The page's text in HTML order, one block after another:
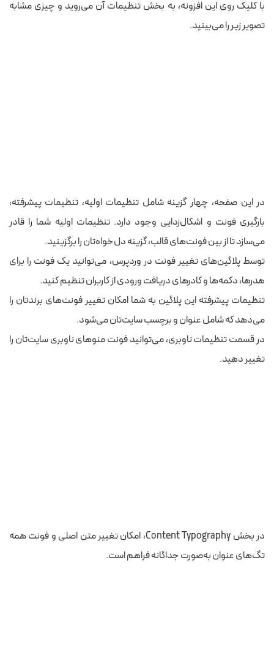
با کلیک روی این افزونه، به بخش تنظیمات آن می‌روید و چیزی مشابه‌
تصویر زیر را می‌بینید.
در این صفحه، چهار گزینه شامل تنظیمات اولیه، تنظیمات پیشرفته،
بارگیری فونت و اشکال‌زدایی وجود دارد. تنظیمات اولیه شما را قادر
می‌سازد تا از بین فونت‌های قالب، گزینه دل‌خواه‌تان را برگزینید.
توسط پلاگین‌های تغییر فونت در وردپرس، می‌توانید یک فونت را برای
هدرها، دکمه‌ها و کادرهای دریافت ورودی از کاربران تنظیم کنید.
تنظیمات پیشرفته این پلاگین به شما امکان تغییر فونت‌های برندتان را
می‌دهد که شامل عنوان و برچسب سایت‌تان می‌شود.
در قسمت تنظیمات ناوبری، می‌توانید فونت منوهای ناوبری سایت‌تان را
تغییر دهید.
در بخش Content Typography، امکان تغییر متن اصلی و فونت همه
تگ‌های عنوان به‌صورت جداگانه فراهم است.